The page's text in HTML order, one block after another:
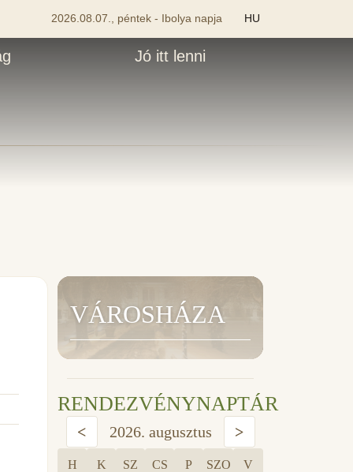
2026.08.07., péntek - Ibolya napja HU
Jó itt lenni
VÁROSHÁZA
RENDEZVÉNYNAPTÁR
< 2026. augusztus >
H K SZ CS P SZO V